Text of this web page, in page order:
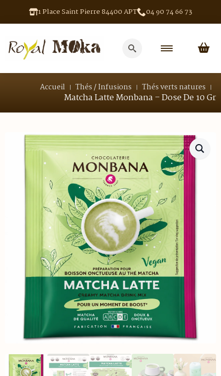
1 Place Saint Pierre 84400 APT 04 90 74 66 73
for:
Accueil Thés / Infusions Thés verts natures
Matcha Latte Monbana – Dose De 10 Gr